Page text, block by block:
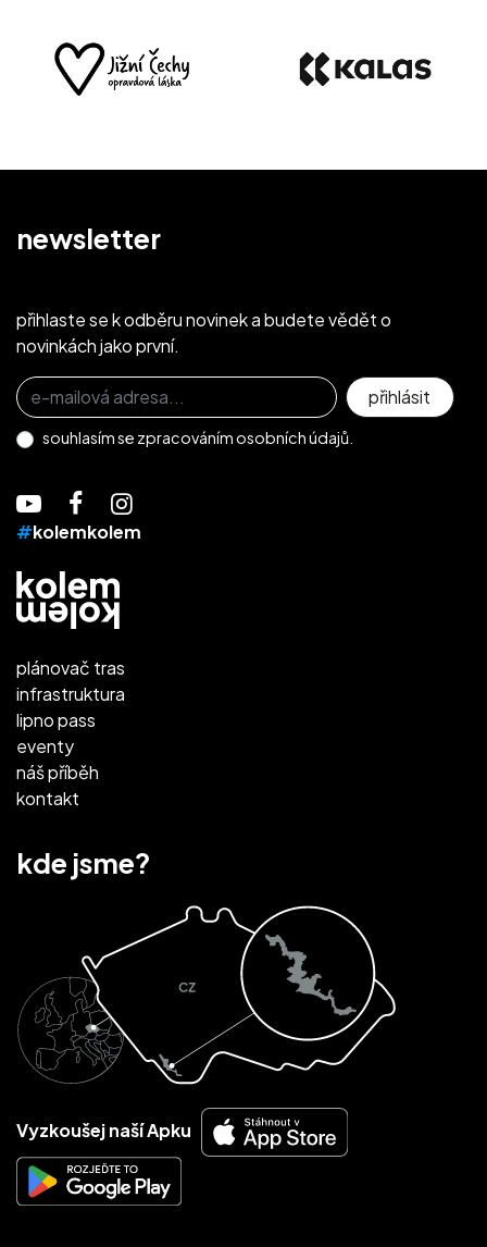
newsletter
přihlaste se k odběru novinek a budete vědět o
novinkách jako první.
Přihlaste se k odběru novinek
přihlásit
souhlasím se zpracováním osobních údajů.
#kolemkolem
plánovač tras
infrastruktura
lipno pass
eventy
náš příběh
kontakt
kde jsme?
Vyzkoušej naší Apku